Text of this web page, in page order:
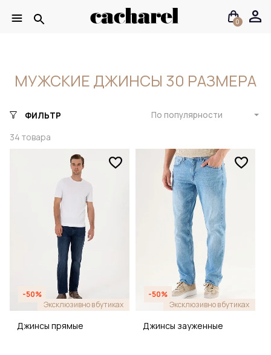
0
МУЖСКИЕ ДЖИНСЫ 30 РАЗМЕРА
ФИЛЬТР
34 товара
По популярности
-50%
Эксклюзивно в бутиках
Джинсы прямые
-50%
Эксклюзивно в бутиках
Джинсы зауженные